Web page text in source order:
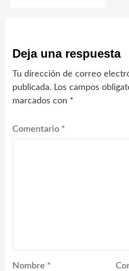
Deja una respuesta
Tu dirección de correo
publicada. Los campos
marcados con *
Comentario *
Nombre *